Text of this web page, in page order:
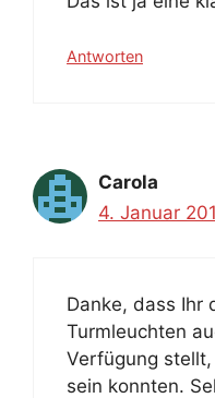
Antworten
Carola
4. Januar
Danke, dass Ihr
Turmleuchten
Verfügung
sein konnten.